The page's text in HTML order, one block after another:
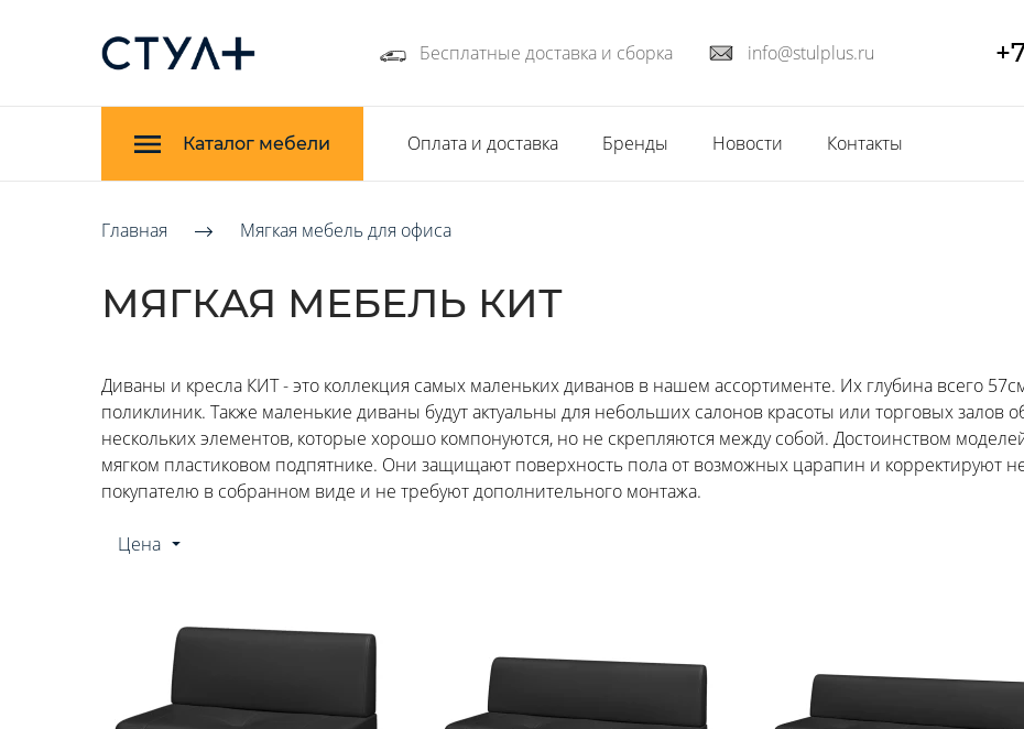
Бесплатные доставка и сборка info@stulplus.ru
Каталог мебели Оплата и доставка Бренды Новости Контакты
Главная Мягкая мебель для офиса
МЯГКАЯ МЕБЕЛЬ КИТ
Диваны и кресла КИТ - это коллекция самых маленьких диванов в нашем ассортименте. Их глубина всего
поликлиник. Также маленькие диваны будут актуальны для небольших салонов красоты или торговых залов
нескольких элементов, которые хорошо компонуются, но не скрепляются между собой. Достоинством
мягком пластиковом подпятнике. Они защищают поверхность пола от возможных царапин и корректируют
покупателю в собранном виде и не требуют дополнительного монтажа.
Цена